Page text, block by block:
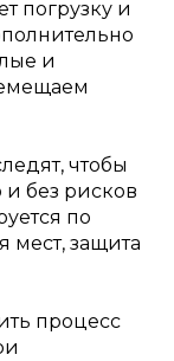
погрузку и
и
чтобы
без рисков
по
мест, защита
процесс